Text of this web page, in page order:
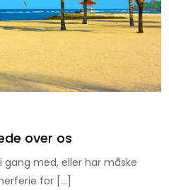
over os
gang med, eller har måske
for […]